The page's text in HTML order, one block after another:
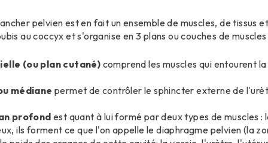
pelvien est en fait un ensemble de muscles, de tissus
au coccyx et s'organise en 3 plans ou couches de
(ou plan cutané) comprend les muscles qui entourent
médiane permet de contrôler le sphincter externe de
profond est quant à lui formé par deux types de muscles :
ils forment ce que l'on appelle le diaphragme pelvien (la